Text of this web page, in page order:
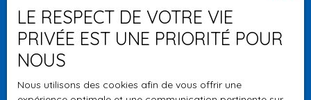
Estimation
Budget max (€)
Surface min (m²)
LE RESPECT DE VOTRE VIE
PRIVÉE EST UNE PRIORITÉ POUR
NOUS
Nous utilisons des cookies afin de vous offrir une